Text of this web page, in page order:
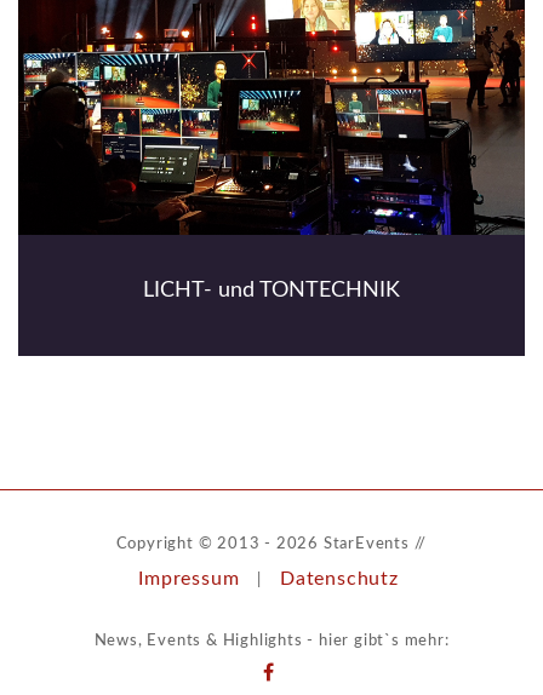
LICHT- und TONTECHNIK
Copyright © 2013 - 2026 StarEvents //
Impressum Datenschutz
News, Events & Highlights - hier gibt`s mehr: